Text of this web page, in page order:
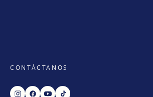
CONTÁCTANOS